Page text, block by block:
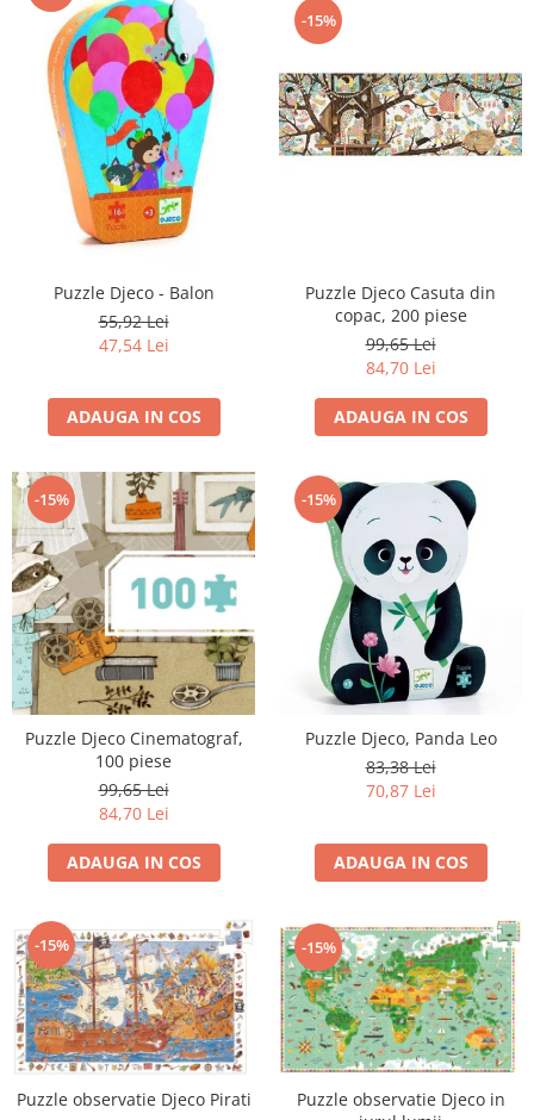
Puzzle Djeco - Balon
55,92 Lei
47,54 Lei
ADAUGA IN COS
-15%
Puzzle Djeco Casuta din
copac, 200 piese
99,65 Lei
84,70 Lei
ADAUGA IN COS
-15%
Puzzle Djeco Cinematograf,
100 piese
99,65 Lei
84,70 Lei
ADAUGA IN COS
-15%
Puzzle Djeco, Panda Leo
83,38 Lei
70,87 Lei
ADAUGA IN COS
-15%
Puzzle observatie Djeco Pirati
-15%
Puzzle observatie Djeco in